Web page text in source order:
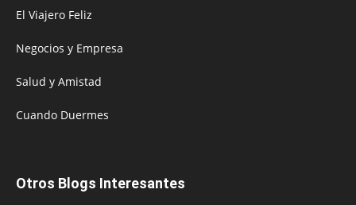
El Viajero Feliz
Negocios y Empresa
Salud y Amistad
Cuando Duermes
Otros Blogs Interesantes